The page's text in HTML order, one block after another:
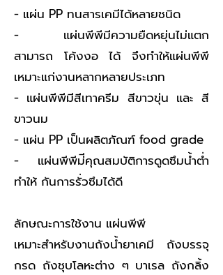
- แผ่น PP ทนสารเคมีได้หลายชนิด
- แผ่นพีพีมีความยืดหยุ่นไม่แตก
สามารถ โค้งงอ ได้ จึงทำให้แผ่นพีพี
เหมาะแก่งานหลากหลายประเภท
- แผ่นพีพีมีสีเทาครีม สีขาวขุ่น และ สี
ขาวนม
- แผ่น PP เป็นผลิตภัณฑ์ food grade
- แผ่นพีพีม่ีคุณสมบัติการดูดซึมน้ำต่ำ
ทำให้ กันการรั่วซึมได้ดี
ลักษณะการใช้งาน แผ่นพีพี
เหมาะสำหรับงานถังน้ำยาเคมี ถังบรรจุ
กรด ถังชุบโลหะต่าง ๆ บาเรล ถังกลิ้ง